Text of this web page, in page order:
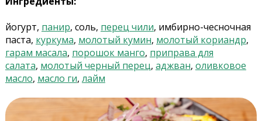
йогурт, панир, соль, перец чили, имбирно-чесночная
паста, куркума, молотый кумин, молотый кориандр,
гарам масала, порошок манго, приправа для
салата, молотый черный перец, аджван, оливковое
масло, масло ги, лайм